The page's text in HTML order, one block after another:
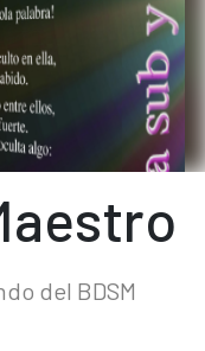
del BDSM